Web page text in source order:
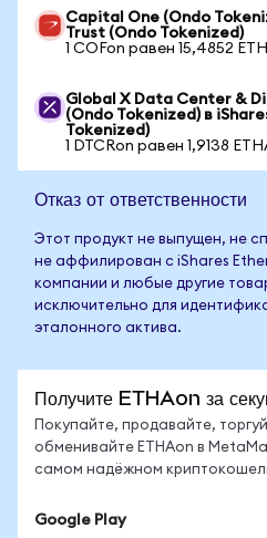
Capital One (Ondo
Trust (Ondo Tokenized)
1 COFon равен 15,4852
Global X Data Center &
(Ondo Tokenized) в
Tokenized)
1 DTCRon равен 1,9138
Отказ от ответственности
Этот продукт не выпущен, не
не аффилирован с iShares
компании и любые другие
исключительно для
эталонного актива.
Получите ETHAon за
Покупайте, продавайте,
обменивайте ETHAon в
самом надёжном
Google Play